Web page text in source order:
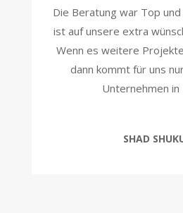
Die Beratung war Top
ist auf unsere extra
Wenn es weitere
dann kommt für uns
Unternehmen in
SHAD